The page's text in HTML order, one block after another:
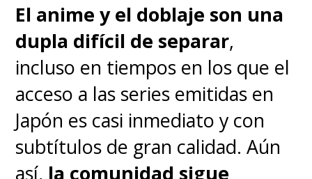
su serialización se extendió
hasta marzo de 1996, reuniendo
38 volumenes. Su primera
adaptación al anime, la cual
vimos por primera vez en
televisión abierta en los 90 (¡sin
El anime y el doblaje son una
dupla difícil de separar,
incluso en tiempos en los que el
acceso a las series emitidas en
Japón es casi inmediato y con
subtítulos de gran calidad. Aún
así, la comunidad sigue